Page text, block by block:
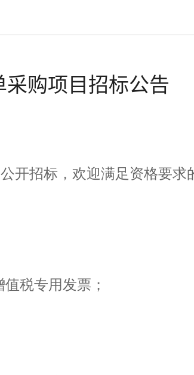
购项目招标公告
开招标，欢迎满足资格要求
值税专用发票；